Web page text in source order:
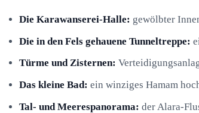
Die Karawanserei-Halle: gewölbter
Die in den Fels gehauene Tunneltreppe:
Türme und Zisternen:
Das kleine Bad: ein winziges Hamam
Tal- und Meerespanorama: der Alara-